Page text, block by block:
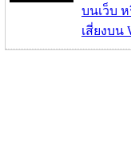
บนเว็บ
เสี่ยงบน